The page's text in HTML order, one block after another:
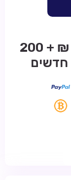
בונוס מתגלגל עד 2,000 ₪ + 200
חדשים